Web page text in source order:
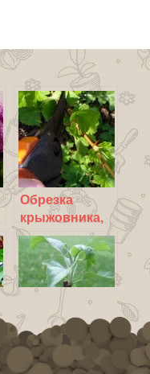
Обрезка
крыжовника,
обрезка
крыжовника
весной
Размножение
груши